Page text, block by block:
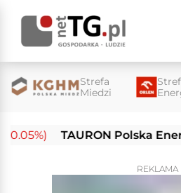
Strefa
Miedzi
TAURON Polska
REKLAMA